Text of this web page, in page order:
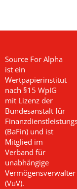
Source For Alpha
ist ein
Wertpapierinstitut
nach §15 WpIG
mit Lizenz der
Bundesanstalt für
(BaFin) und ist
Mitglied im
Verband für
unabhängige
Vermögensverwalter
(VuV).